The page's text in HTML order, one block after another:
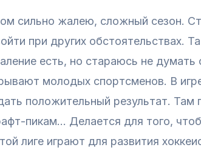
сильно жалею, сложный сезон.
при других обстоятельствах.
есть, но стараюсь не
молодых спортсменов. В
положительный результат. Там
пикам… Делается для того,
лиге играют для развития